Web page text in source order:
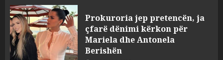
Prokuroria jep pretencën, ja
çfarë dënimi kërkon për
Mariela dhe Antonela
Berishën